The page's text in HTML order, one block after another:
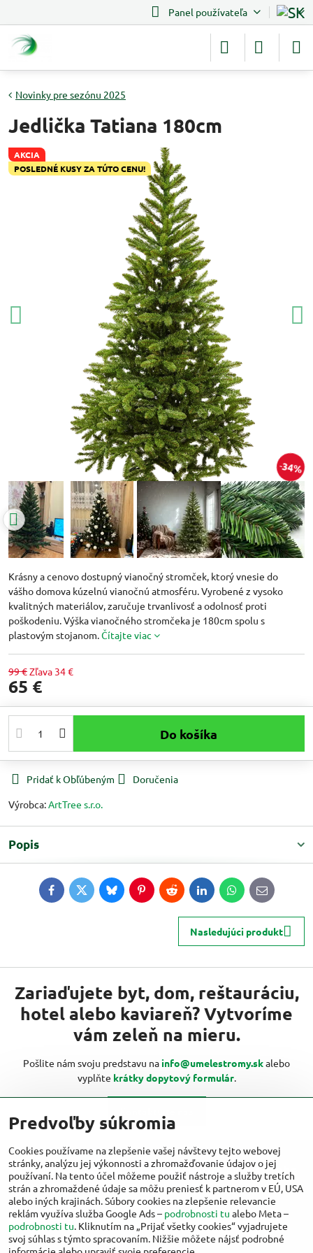
Panel používateľa
AKCIA
POSLEDNÉ KUSY ZA TÚTO CENU!
34%
Novinky pre sezónu 2025
Jedlička Tatiana 180cm
Krásny a cenovo dostupný vianočný stromček, ktorý vnesie do
vášho domova kúzelnú vianočnú atmosféru. Vyrobené z vysoko
kvalitných materiálov, zaručuje trvanlivosť a odolnosť proti
poškodeniu. Výška vianočného stromčeka je 180cm spolu s
plastovým stojanom.Čítajte viac
99 €Zľava 34 €
65 €
Do košíka
Pridať k Obľúbeným
Doručenia
Výrobca:ArtTree s.r.o.
Popis
FacebookTwitterBlueskyPinterestRedditLinkedInWhatsApp
E-
mail
Nasledujúci produkt
Zariaďujete byt, dom, reštauráciu,
hotel alebo kaviareň? Vytvoríme
vám zeleň na mieru.
Pošlite nám svoju predstavu na info@umelestromy.skalebo
vyplňte krátky dopytový formulár.
Viac inšpirácií od umelestromy.sk nájdete
aj na:
Facebook Instagram
Predvoľby súkromia
Cookies používame na zlepšenie vašej návštevy tejto webovej
stránky, analýzu jej výkonnosti a zhromažďovanie údajov o jej
používaní. Na tento účel môžeme použiť nástroje a služby tretích
strán a zhromaždené údaje sa môžu preniesť k partnerom v EÚ, USA
alebo iných krajinách. Súbory cookies na zlepšenie relevancie
reklám využíva služba Google Ads – podrobnosti tu alebo Meta –
podrobnosti tu. Kliknutím na „Prijať všetky cookies“ vyjadrujete
svoj súhlas s týmto spracovaním. Nižšie môžete nájsť podrobné